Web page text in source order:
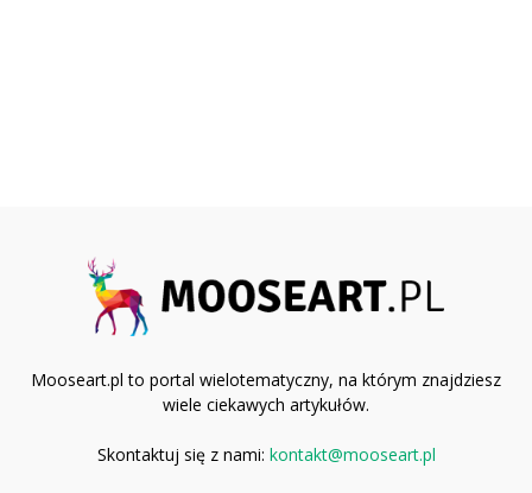
Mooseart.pl to portal wielotematyczny, na którym znajdziesz
wiele ciekawych artykułów.
Skontaktuj się z nami: kontakt@mooseart.pl